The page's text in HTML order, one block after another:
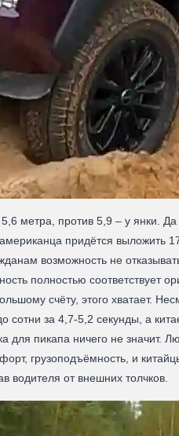
метра, против 5,9 – у янки.
придётся выложить
возможность не
полностью соответствует
счёту, этого хватает.
сотни за 4,7-5,2 секунды, а
пикапа ничего не значит.
грузоподъёмность, и
водителя от внешних толчков.